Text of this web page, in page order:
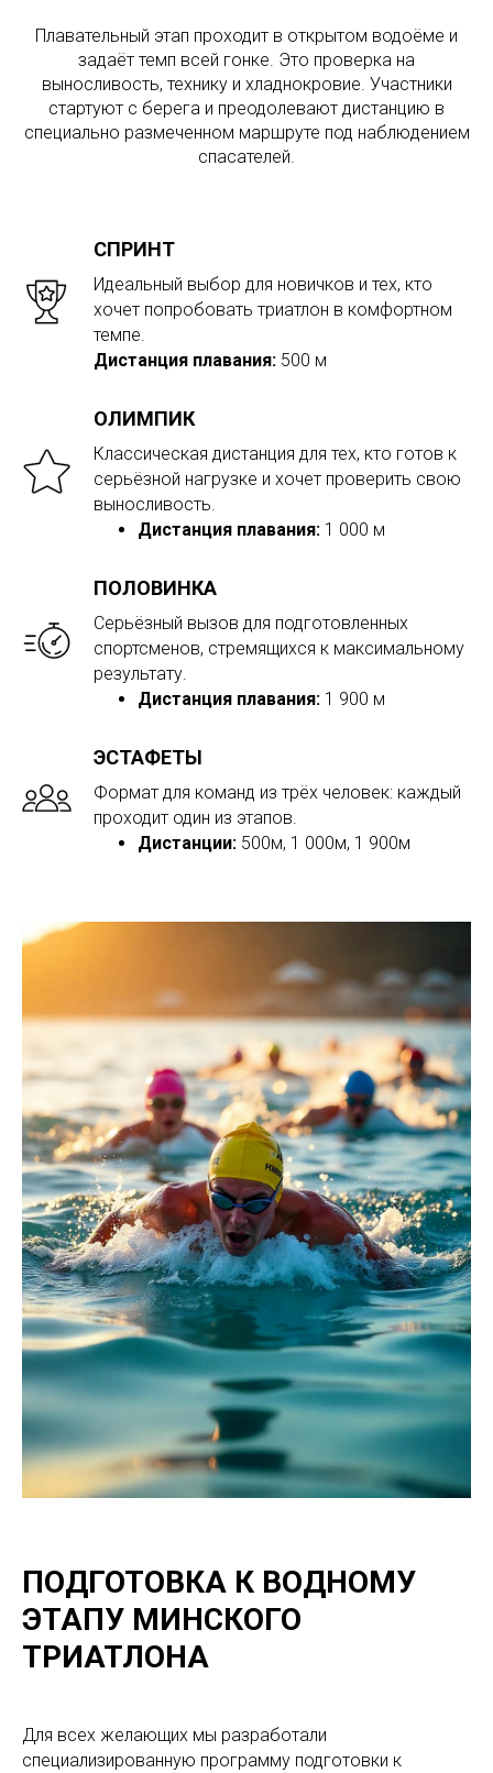
Плавательный этап проходит в открытом водоёме и
задаёт темп всей гонке. Это проверка на
выносливость, технику и хладнокровие. Участники
стартуют с берега и преодолевают дистанцию в
специально размеченном маршруте под наблюдением
спасателей.
СПРИНТ
Идеальный выбор для новичков и тех, кто
хочет попробовать триатлон в комфортном
темпе.
Дистанция плавания: 500 м
ОЛИМПИК
Классическая дистанция для тех, кто готов к
серьёзной нагрузке и хочет проверить свою
выносливость.
Дистанция плавания: 1 000 м
ПОЛОВИНКА
Серьёзный вызов для подготовленных
спортсменов, стремящихся к максимальному
результату.
Дистанция плавания: 1 900 м
ЭСТАФЕТЫ
Формат для команд из трёх человек: каждый
проходит один из этапов.
Дистанции: 500м, 1 000м, 1 900м
ПОДГОТОВКА К ВОДНОМУ
ЭТАПУ МИНСКОГО
ТРИАТЛОНА
Для всех желающих мы разработали
специализированную программу подготовки к